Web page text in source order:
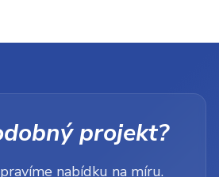
projekt?
nabídku na míru.